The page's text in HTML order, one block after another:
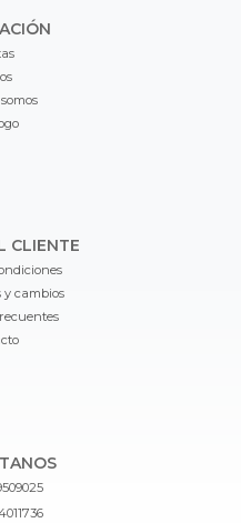
CLIENTE
y cambios